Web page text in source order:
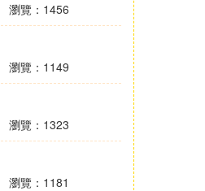
瀏覽：1456
瀏覽：1149
瀏覽：1323
瀏覽：1181